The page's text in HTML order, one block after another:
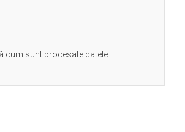
cum sunt procesate datele